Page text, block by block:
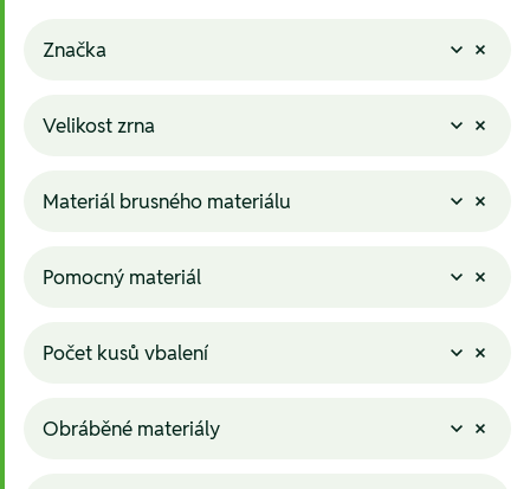
Značka
Velikost zrna
Materiál brusného materiálu
Pomocný materiál
Počet kusů vbalení
Obráběné materiály